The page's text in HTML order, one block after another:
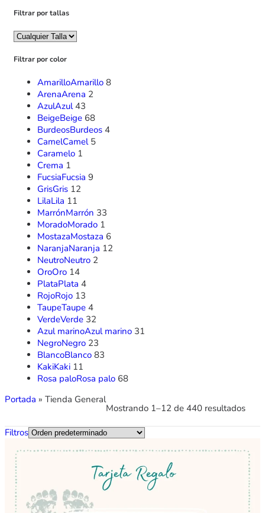
Filtrar por tallas
Filtrar por color
AmarilloAmarillo 8
ArenaArena 2
AzulAzul 43
BeigeBeige 68
BurdeosBurdeos 4
CamelCamel 5
Caramelo 1
Crema 1
FucsiaFucsia 9
GrisGris 12
LilaLila 11
MarrónMarrón 33
MoradoMorado 1
MostazaMostaza 6
NaranjaNaranja 12
NeutroNeutro 2
OroOro 14
PlataPlata 4
RojoRojo 13
TaupeTaupe 4
VerdeVerde 32
Azul marinoAzul marino 31
NegroNegro 23
BlancoBlanco 83
KakiKaki 11
Rosa paloRosa palo 68
Portada » Tienda General
Mostrando 1–12 de 440 resultados
Filtros